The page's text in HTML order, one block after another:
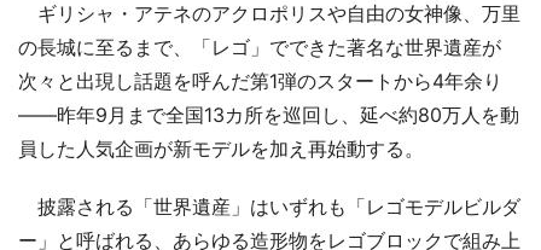
ギリシャ・アテネのアクロポリスや自由の女神像、万里
の長城に至るまで、「レゴ」でできた著名な世界遺産が
次々と出現し話題を呼んだ第1弾のスタートから4年余り
――昨年9月まで全国13カ所を巡回し、延べ約80万人を動
員した人気企画が新モデルを加え再始動する。
披露される「世界遺産」はいずれも「レゴモデルビルダ
ー」と呼ばれる、あらゆる造形物をレゴブロックで組み上